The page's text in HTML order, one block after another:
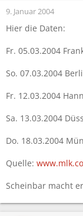
9. Januar 2004
Hier die Daten:
Fr. 05.03.2004
So. 07.03.2004
Fr. 12.03.2004
Sa. 13.03.2004
Do. 18.03.2004
Quelle:
Scheinbar macht